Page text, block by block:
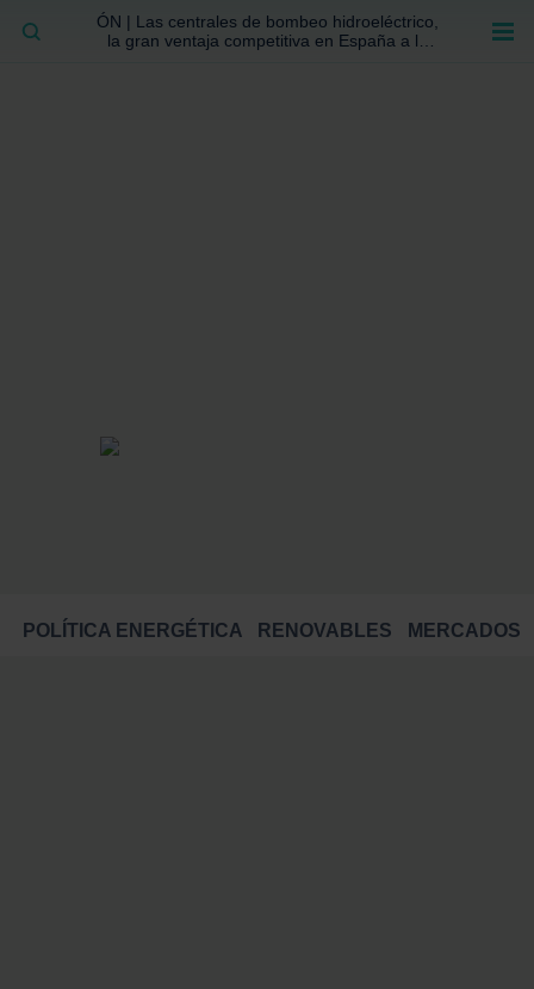
ÓN | Las centrales de bombeo hidroeléctrico,
la gran ventaja competitiva en España a la
POLÍTICA ENERGÉTICA RENOVABLES MERCADOS
BUSCAR